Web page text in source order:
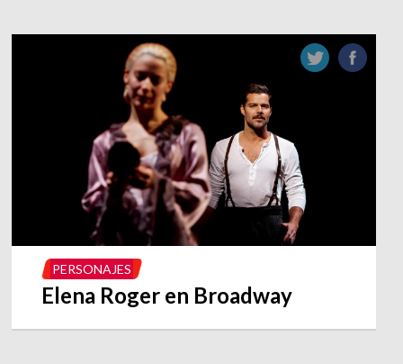
PERSONAJES
Elena Roger en Broadway